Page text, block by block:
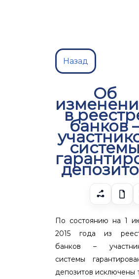
Назад
Об
в
банков
По состоянию на 1
2015 года из
банков –
системы
депозитов исключены